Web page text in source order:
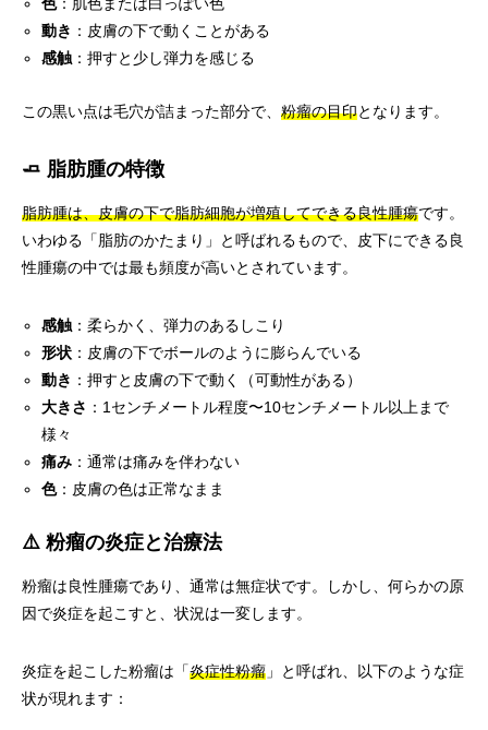
動き ：皮膚の下で動くことがある
感触 ：押すと少し弾力を感じる
この黒い点は毛穴が詰まった部分で、 粉瘤の目印となります。
🧈 脂肪腫の特徴
脂肪腫は、皮膚の下で脂肪細胞が増殖してできる良性腫瘍です。
いわゆる「脂肪のかたまり」と呼ばれるもので、皮下にできる良
性腫瘍の中では最も頻度が高いとされています。
感触 ：柔らかく、弾力のあるしこり
形状 ：皮膚の下でボールのように膨らんでいる
動き ：押すと皮膚の下で動く（可動性がある）
大きさ ：1センチメートル程度〜10センチメートル以上まで
様々
痛み ：通常は痛みを伴わない
色：皮膚の色は正常なまま
⚠️ 粉瘤の炎症と治療法
粉瘤は良性腫瘍であり、通常は無症状です。しかし、何らかの原
因で炎症を起こすと、状況は一変します。
炎症を起こした粉瘤は「炎症性粉瘤 」と呼ばれ、以下のような症
状が現れます：